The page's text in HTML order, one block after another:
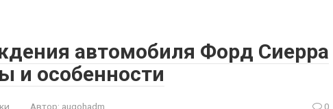
автомобиля Форд Сиерра
и особенности
Автор: augohadm 0